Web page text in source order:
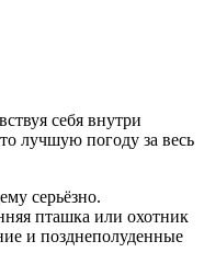
себя внутри
лучшую погоду за весь
серьёзно.
пташка или охотник
и позднеполуденные